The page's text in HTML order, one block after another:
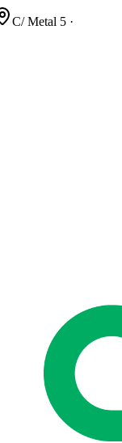
C/ Metal 5 ·